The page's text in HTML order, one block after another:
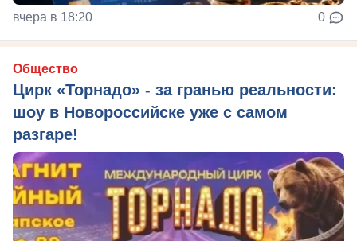
вчера в 18:20 0
Общество
Цирк «Торнадо» - за гранью реальности:
шоу в Новороссийске уже с самом
разгаре!